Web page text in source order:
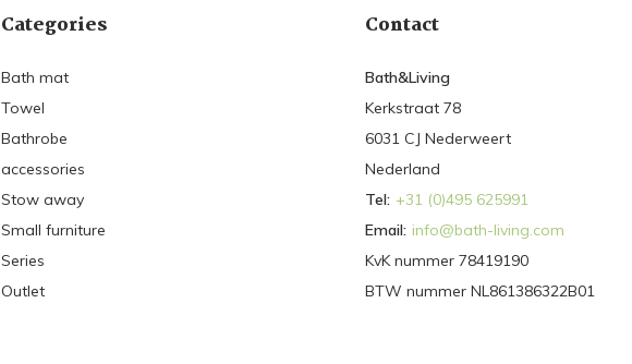
Categories
Bath mat
Towel
Bathrobe
accessories
Stow away
Small furniture
Series
Outlet
Contact
Bath&Living
Kerkstraat 78
6031 CJ Nederweert
Nederland
Tel: +31 (0)495 625991
Email: info@bath-living.com
KvK nummer 78419190
BTW nummer NL861386322B01